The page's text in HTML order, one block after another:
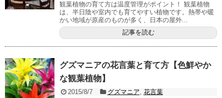
観葉植物の育て方は温度管理がポイント！ 観葉植物
は、半日陰や室内でも育てやすい植物です。熱帯や暖
かい地域が原産のものが多く、日本の屋外...
記事を読む
グズマニアの花言葉と育て方【色鮮やか
な観葉植物】
2015/8/7 グズマニア, 花言葉